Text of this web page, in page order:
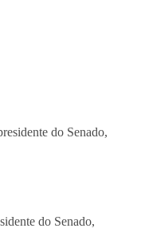
do Senado,